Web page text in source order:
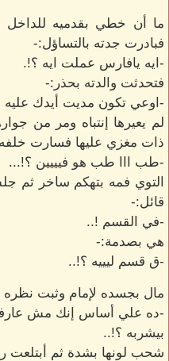
ما أن خطي بقدميه للداخل
فبادرت جدته بالتساؤل:-
-ايه يافارس عملت ايه ؟!.
فتحدثت والدته بحذر:-
-اوعي تكون مديت أيدك عليه
لم يعيرها إنتباه ومر من
ذات مغزي عليها فسارت
-طب ااا طب هو فيييين ؟!...
التوي فمه بتهكم ساخر ثم
قائل:-
-في القسم !..
هي بصدمة:-
-ق قسم ليييه ؟!..
مال بجسده لإمام وثبت
-ده علي أساس إنك مش
بيشربه ؟!..
شحب لونها بشدة ثم أبتلعت